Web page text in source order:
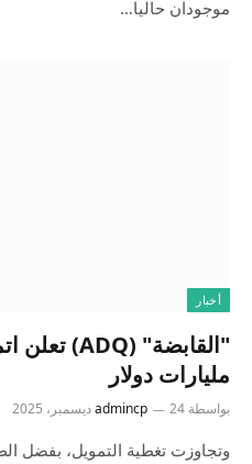
موجودان حاليا…
أخبار
مليارات دولار
بواسطة admincp 24 ديسمبر، 2025
وتجاوزت تغطية التمويل، بفضل